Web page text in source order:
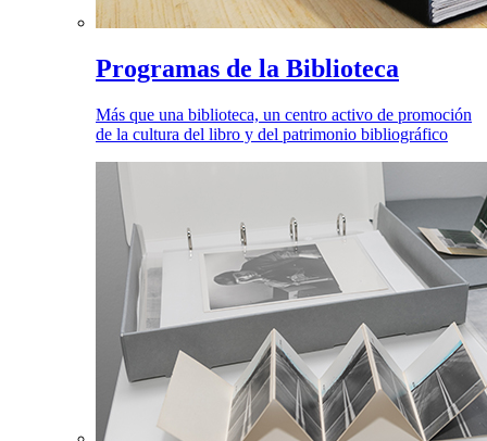
Programas de la Biblioteca
Más que una biblioteca, un centro activo de promoción
de la cultura del libro y del patrimonio bibliográfico